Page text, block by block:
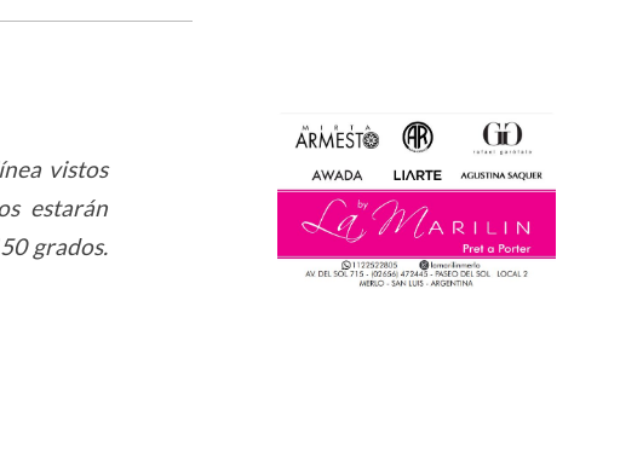
vistos
estarán
grados.